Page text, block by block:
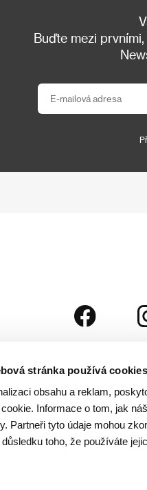
stránka používá cookies
obsahu a reklam,
Informace o tom, jak
Partneři tyto údaje mohou
toho, že používáte
Buďte mezi
je součástí